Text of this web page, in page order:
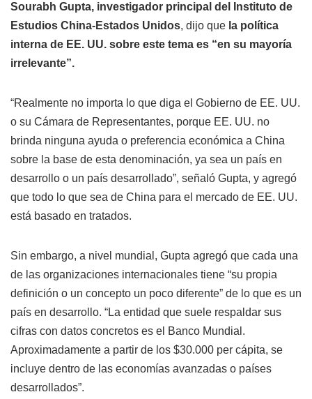
Sourabh Gupta, investigador principal del Instituto de
Estudios China-Estados Unidos, dijo que la política
interna de EE. UU. sobre este tema es “en su mayoría
irrelevante”.
“Realmente no importa lo que diga el Gobierno de EE. UU.
o su Cámara de Representantes, porque EE. UU. no
brinda ninguna ayuda o preferencia económica a China
sobre la base de esta denominación, ya sea un país en
desarrollo o un país desarrollado”, señaló Gupta, y agregó
que todo lo que sea de China para el mercado de EE. UU.
está basado en tratados.
Sin embargo, a nivel mundial, Gupta agregó que cada una
de las organizaciones internacionales tiene “su propia
definición o un concepto un poco diferente” de lo que es un
país en desarrollo. “La entidad que suele respaldar sus
cifras con datos concretos es el Banco Mundial.
Aproximadamente a partir de los $30.000 per cápita, se
incluye dentro de las economías avanzadas o países
desarrollados”.